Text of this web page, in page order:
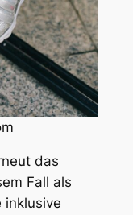
das
Fall als
inklusive